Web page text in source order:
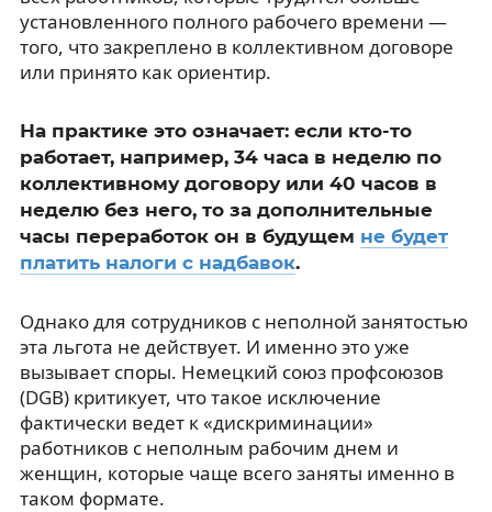
установленного полного рабочего времени —
того, что закреплено в коллективном договоре
или принято как ориентир.
На практике это означает: если кто-то
работает, например, 34 часа в неделю по
коллективному договору или 40 часов в
неделю без него, то за дополнительные
часы переработок он в будущем не будет
платить налоги с надбавок.
Однако для сотрудников с неполной занятостью
эта льгота не действует. И именно это уже
вызывает споры. Немецкий союз профсоюзов
(DGB) критикует, что такое исключение
фактически ведет к «дискриминации»
работников с неполным рабочим днем и
женщин, которые чаще всего заняты именно в
таком формате.